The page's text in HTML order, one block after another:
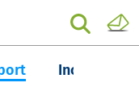
Inchieste